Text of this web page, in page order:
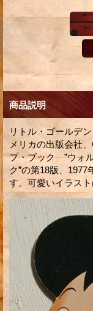
商品説明
リトル・ゴールデ
メリカの出版会社
プ・ブック ”ウォ
ク”の第18版、
す。可愛いイラス